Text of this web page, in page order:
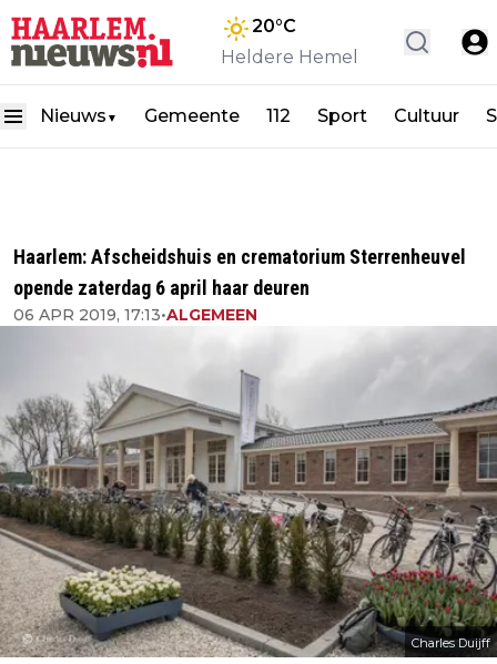
20°C
Heldere Hemel
Nieuws ▼ Gemeente 112 Sport Cultuur
Haarlem: Afscheidshuis en crematorium Sterrenheuvel
opende zaterdag 6 april haar deuren
06 APR 2019, 17:13•ALGEMEEN
Charles Duijff